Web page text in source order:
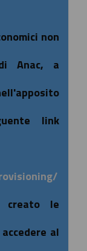
non
Anac, a
link
creato le
al